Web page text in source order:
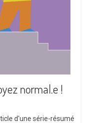
normal.e !
d'une série-résumé